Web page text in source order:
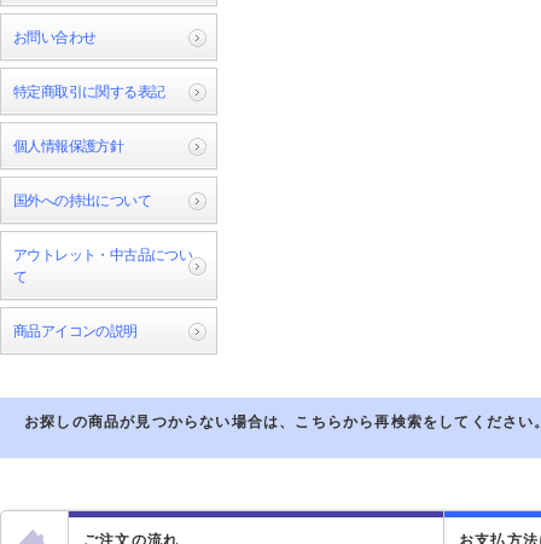
お問い合わせ
特定商取引に関する表記
個人情報保護方針
国外への持出について
アウトレット・中古品につい
て
商品アイコンの説明
お探しの商品が見つからない場合は、こちらから再検索をしてください
ご注文の流れ お支払方